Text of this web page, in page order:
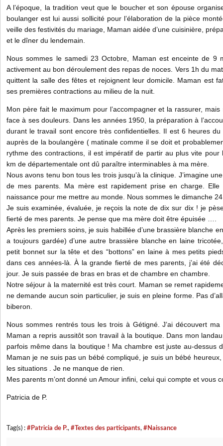
A l’époque, la tradition veut que le boucher et son épouse
boulanger est lui aussi sollicité pour l’élaboration de la pièce
veille des festivités du mariage, Maman aidée d’une cuisinière,
et le dîner du lendemain.
Nous sommes le samedi 23 Octobre, Maman est enceinte de 9
activement au bon déroulement des repas de noces. Vers 1h du
quittent la salle des fêtes et rejoignent leur domicile. Maman est
ses premières contractions au milieu de la nuit.
Mon père fait le maximum pour l’accompagner et la rassurer,
face à ses douleurs. Dans les années 1950, la préparation à
durant le travail sont encore très confidentielles. Il est 6 heures
auprès de la boulangère ( matinale comme il se doit et
rythme des contractions, il est impératif de partir au plus vite
km de départementale ont dû paraître interminables à ma mère.
Nous avons tenu bon tous les trois jusqu’à la clinique. J’imagine
de mes parents. Ma mère est rapidement prise en charge. Elle
naissance pour me mettre au monde. Nous sommes le dimanche
Je suis examinée, évaluée, je reçois la note de dix sur dix ! je
fierté de mes parents. Je pense que ma mère doit être épuisée ….
Après les premiers soins, je suis habillée d’une brassière blanche
a toujours gardée) d’une autre brassière blanche en laine
petit bonnet sur la tête et des “bottons” en laine à mes petits
dans ces années-là. À la grande fierté de mes parents, j’ai été
jour. Je suis passée de bras en bras et de chambre en chambre.
Notre séjour à la maternité est très court. Maman se remet
ne demande aucun soin particulier, je suis en pleine forme. Pas
biberon.
Nous sommes rentrés tous les trois à Gétigné. J’ai découvert
Maman a repris aussitôt son travail à la boutique. Dans mon
parfois même dans la boutique ! Ma chambre est juste au-dessus
Maman je ne suis pas un bébé compliqué, je suis un bébé
les situations . Je ne manque de rien.
Mes parents m’ont donné un Amour infini, celui qui compte et vous
Patricia de P.
Tag(s) : #Patricia de P., #Textes des participants, #Naissance